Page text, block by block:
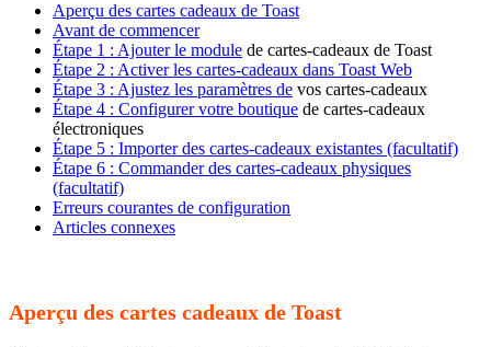
Aperçu des cartes cadeaux de Toast
Avant de commencer
Étape 1 : Ajouter le module de cartes-cadeaux de Toast
Étape 2 : Activer les cartes-cadeaux dans Toast Web
Étape 3 : Ajustez les paramètres de vos cartes-cadeaux
Étape 4 : Configurer votre boutique de cartes-cadeaux
électroniques
Étape 5 : Importer des cartes-cadeaux existantes (facultatif)
Étape 6 : Commander des cartes-cadeaux physiques
(facultatif)
Erreurs courantes de configuration
Articles connexes
Aperçu des cartes cadeaux de Toast